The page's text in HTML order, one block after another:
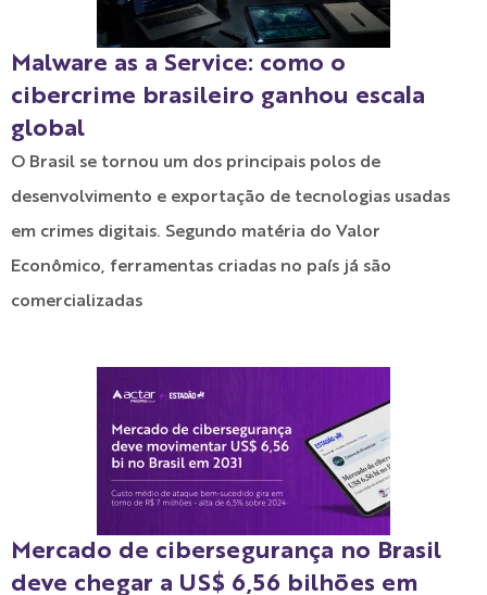
Malware as a Service: como o
cibercrime brasileiro ganhou escala
global
O Brasil se tornou um dos principais polos de
desenvolvimento e exportação de tecnologias usadas
em crimes digitais. Segundo matéria do Valor
Econômico, ferramentas criadas no país já são
comercializadas
Mercado de cibersegurança no Brasil
deve chegar a US$ 6,56 bilhões em